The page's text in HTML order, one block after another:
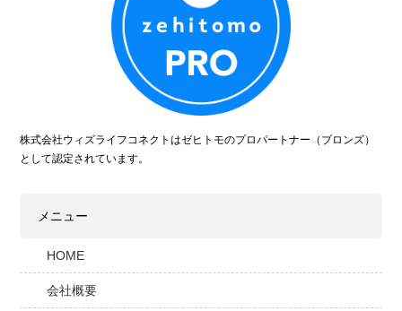
株式会社ウィズライフコネクトはゼヒトモのプロパートナー（ブロンズ）
として認定されています。
メニュー
HOME
会社概要